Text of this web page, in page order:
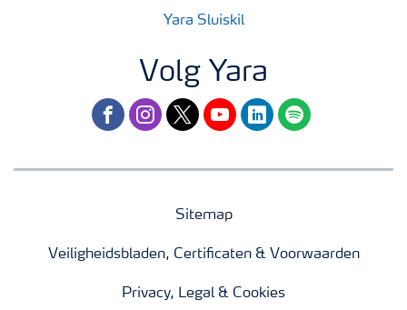
Yara Sluiskil
Volg Yara
facebookinstagram
twitteryoutubelinkedinspotify
Sitemap
Veiligheidsbladen, Certificaten & Voorwaarden
Privacy, Legal & Cookies